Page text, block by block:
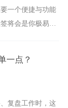
一个便捷与功能
将会是你极易上
一点？
复盘工作时，这